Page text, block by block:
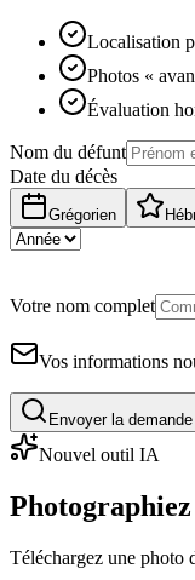
Localisation
Photos «
Évaluation
Nom du défunt
Date du décès
Grégorien
Votre nom complet
Vos informations
Envoyer la demande
Nouvel outil IA
Téléchargez une photo